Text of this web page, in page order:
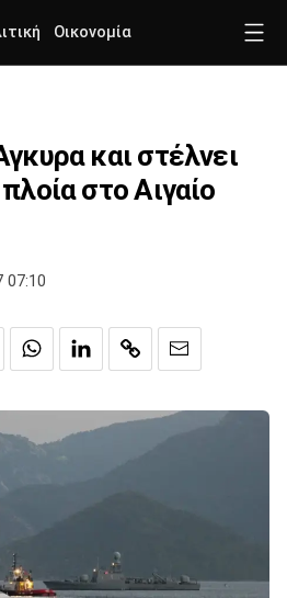
Οικονομία
και στέλνει
στο Αιγαίο
07:10